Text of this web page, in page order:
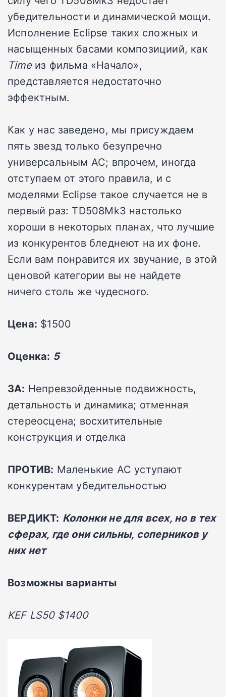
убедительности и динамической мощи.
Исполнение Eclipse таких сложных и
насыщенных басами композициий, как
Timeиз фильма «Начало»,
представляется недостаточно
эффектным.
Как у нас заведено, мы присуждаем
пять звезд только безупречно
универсальным АС; впрочем, иногда
отступаем от этого правила, и с
моделями Eclipse такое случается не в
первый раз: TD508Mk3 настолько
хороши в некоторых планах, что лучшие
из конкурентов бледнеют на их фоне.
Если вам понравится их звучание, в этой
ценовой категории вы не найдете
ничего столь же чудесного.
Цена: $1500
Оценка: 5
ЗА: Непревзойденные подвижность,
детальность и динамика; отменная
стереосцена; восхитительные
конструкция и отделка
ПРОТИВ: Маленькие АС уступают
конкурентам убедительностью
ВЕРДИКТ: Колонки не для всех, но в тех
сферах, где они сильны, соперников у
них нет
Возможны варианты
KEF LS50 $1400